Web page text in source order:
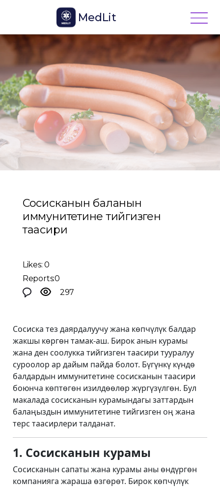
MedLit
Сосисканын баланын
иммунитетине тийгизген
таасири
Likes: 0
Reports:0
297
Сосиска тез даярдалуучу жана көпчүлүк балдар
жакшы көргөн тамак-аш. Бирок анын курамы
жана ден соолукка тийгизген таасири тууралуу
суроолор ар дайым пайда болот. Бүгүнкү күндө
балдардын иммунитетине сосисканын таасири
боюнча көптөгөн изилдөөлөр жүргүзүлгөн. Бул
макалада сосисканын курамындагы заттардын
балаңыздын иммунитетине тийгизген оң жана
терс таасирлери талданат.
1. Сосисканын курамы
Сосисканын сапаты жана курамы аны өндүргөн
компанияга жараша өзгөрөт. Бирок көпчүлүк